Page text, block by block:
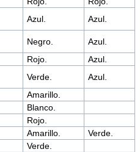
Azul.
Azul.
Negro.
Azul.
Rojo.
Azul.
Verde.
Azul.
Amarillo.
Blanco.
Rojo.
Amarillo.
Verde.
Verde.